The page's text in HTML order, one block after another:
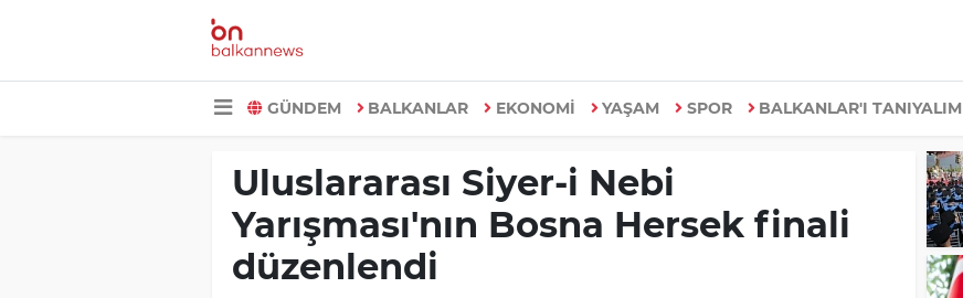
GÜNDEM BALKANLAR EKONOMİ YAŞAM SPOR BALKANLAR'I TANIYALIM
Uluslararası Siyer-i Nebi
Yarışması'nın Bosna Hersek finali
düzenlendi